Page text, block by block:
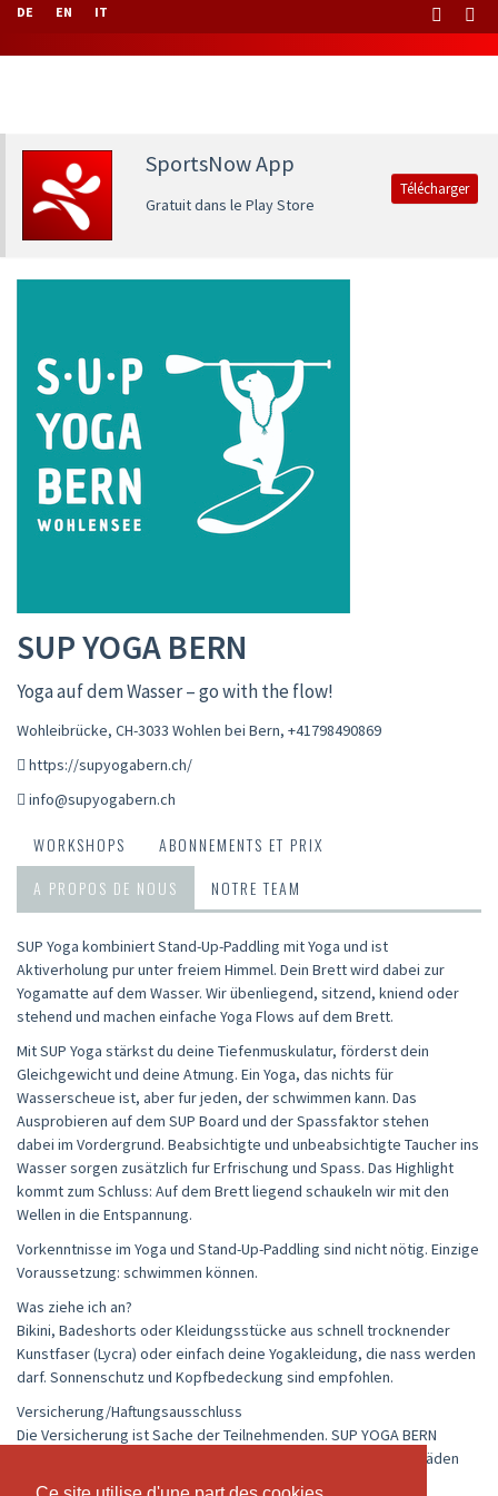
DE EN IT
SportsNow App
Gratuit dans le Play Store
Télécharger
SUP YOGA BERN
Yoga auf dem Wasser – go with the flow!
Wohleibrücke, CH-3033 Wohlen bei Bern, +41798490869
https://supyogabern.ch/
info@supyogabern.ch
WORKSHOPS
ABONNEMENTS ET PRIX
A PROPOS DE NOUS
NOTRE TEAM
SUP Yoga kombiniert Stand-Up-Paddling mit Yoga und ist
Aktiverholung pur unter freiem Himmel. Dein Brett wird dabei zur
Yogamatte auf dem Wasser. Wir übenliegend, sitzend, kniend oder
stehend und machen einfache Yoga Flows auf dem Brett.
Mit SUP Yoga stärkst du deine Tiefenmuskulatur, förderst dein
Gleichgewicht und deine Atmung. Ein Yoga, das nichts für
Wasserscheue ist, aber fur jeden, der schwimmen kann. Das
Ausprobieren auf dem SUP Board und der Spassfaktor stehen
dabei im Vordergrund. Beabsichtigte und unbeabsichtigte Taucher ins
Wasser sorgen zusätzlich fur Erfrischung und Spass. Das Highlight
kommt zum Schluss: Auf dem Brett liegend schaukeln wir mit den
Wellen in die Entspannung.
Vorkenntnisse im Yoga und Stand-Up-Paddling sind nicht nötig. Einzige
Voraussetzung: schwimmen können.
Was ziehe ich an?
Bikini, Badeshorts oder Kleidungsstücke aus schnell trocknender
Kunstfaser (Lycra) oder einfach deine Yogakleidung, die nass werden
darf. Sonnenschutz und Kopfbedeckung sind empfohlen.
Versicherung/Haftungsausschluss
Die Versicherung ist Sache der Teilnehmenden. SUP YOGA BERN
Wohlensee übernimmt keine Haftung für Unfälle oder Sachschäden
(z. B. Diebstahl oder Verlust persönlicher Gegenstände).